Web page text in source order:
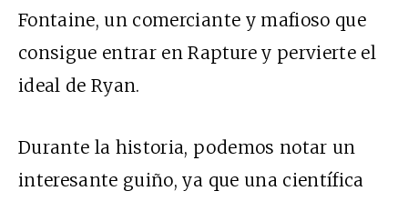
Fontaine, un comerciante y mafioso que
consigue entrar en Rapture y pervierte el
ideal de Ryan.
Durante la historia, podemos notar un
interesante guiño, ya que una científica